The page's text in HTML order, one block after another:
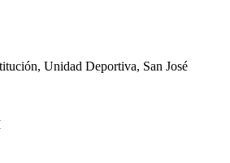
Unidad Deportiva, San José